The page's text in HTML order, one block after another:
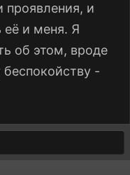
и
её и меня. Я
об этом, вроде
-